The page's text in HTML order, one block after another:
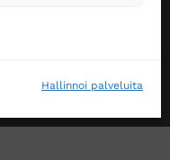
Hallinnoi palveluita